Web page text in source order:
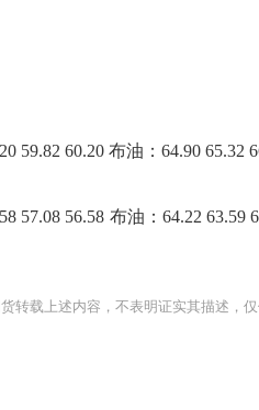
60.20 布油：64.90 65.32
56.58 布油：64.22 63.59
转载上述内容，不表明证实其描述，